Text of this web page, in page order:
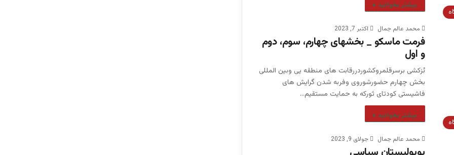
بیشتر بخوانید »
محمد عالم جمال اکتبر 7, 2023
فرمت ماسکو _ بخشهای چهارم، سوم، دوم
و اول
بُزکشی برسرقلمروکشوردررقابت های منطقه یی وبین المللی
بخش چهارم حضورشوروی وفربه شدن گرایش های
فاشیستی کودتای ثورکه به حمایت مستقیم…
بیشتر بخوانید »
محمد عالم جمال جولای 9, 2023